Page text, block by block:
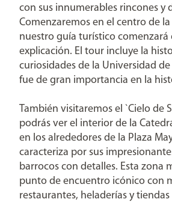
con sus innumerables rincones y
Comenzaremos en el centro de
nuestro guía turístico comenzará
explicación. El tour incluye la
curiosidades de la Universidad
fue de gran importancia en la
También visitaremos el `Cielo de
podrás ver el interior de la
en los alrededores de la Plaza
caracteriza por sus
barrocos con detalles. Esta zona
punto de encuentro icónico con
restaurantes, heladerías y tiendas